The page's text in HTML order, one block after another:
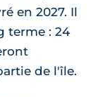
en 2027. Il
terme : 24
de l'île.